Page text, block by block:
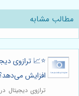
مطالب مشابه
⭐️📈 ترازوی
افزایش
ترازوی دیجیتال